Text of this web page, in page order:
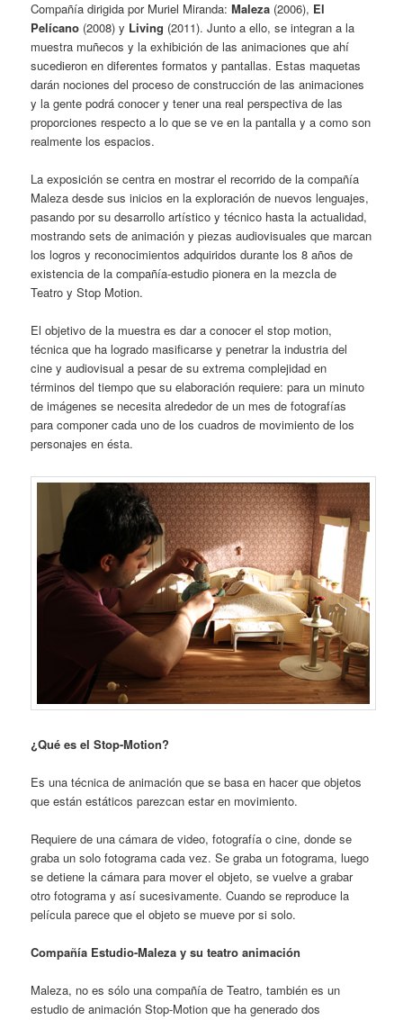
Compañía dirigida por Muriel Miranda:Maleza (2006), El
Pelícano (2008) y Living (2011). Junto a ello, se integran a la
muestra muñecos y la exhibición de las animaciones que ahí
sucedieron en diferentes formatos y pantallas. Estas maquetas
darán nociones del proceso de construcción de las animaciones
y la gente podrá conocer y tener una real perspectiva de las
proporciones respecto a lo que se ve en la pantalla y a como son
realmente los espacios.
La exposición se centra en mostrar el recorrido de la compañía
Maleza desde sus inicios en la exploración de nuevos lenguajes,
pasando por su desarrollo artístico y técnico hasta la actualidad,
mostrando sets de animación y piezas audiovisuales que marcan
los logros y reconocimientos adquiridos durante los 8 años de
existencia de la compañía-estudio pionera en la mezcla de
Teatro y Stop Motion.
El objetivo de la muestra es dar a conocer el stop motion,
técnica que ha logrado masificarse y penetrar la industria del
cine y audiovisual a pesar de su extrema complejidad en
términos del tiempo que su elaboración requiere: para un minuto
de imágenes se necesita alrededor de un mes de fotografías
para componer cada uno de los cuadros de movimiento de los
personajes en ésta.
¿Qué es el Stop-Motion?
Es una técnica de animación que se basa en hacer que objetos
que están estáticos parezcan estar en movimiento.
Requiere de una cámara de video, fotografía o cine, donde se
graba un solo fotograma cada vez. Se graba un fotograma, luego
se detiene la cámara para mover el objeto, se vuelve a grabar
otro fotograma y así sucesivamente. Cuando se reproduce la
película parece que el objeto se mueve por si solo.
Compañía Estudio-Maleza y su teatro animación
Maleza, no es sólo una compañía de Teatro, también es un
estudio de animación Stop-Motion que ha generado dos